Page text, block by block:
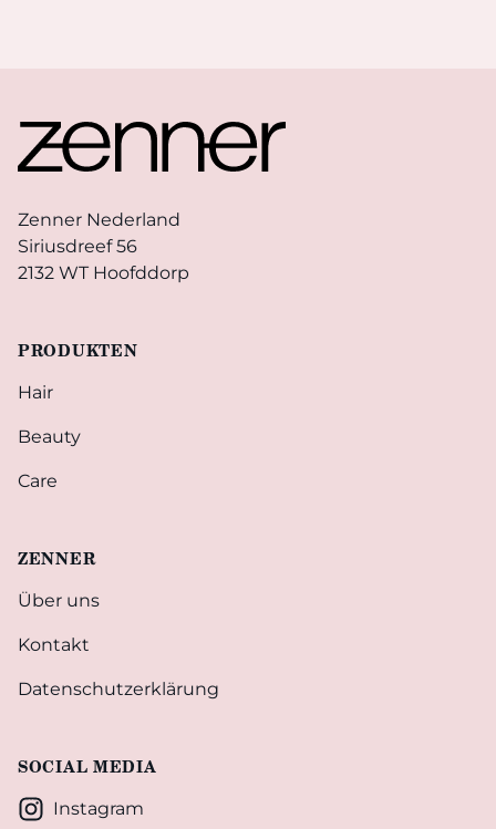
Zenner Nederland
Siriusdreef 56
2132 WT Hoofddorp
PRODUKTEN
Hair
Beauty
Care
ZENNER
Über uns
Kontakt
Datenschutzerklärung
SOCIAL MEDIA
Instagram